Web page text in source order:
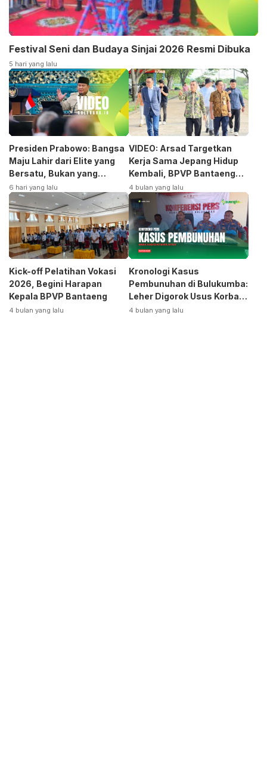
Festival Seni dan Budaya Sinjai 2026 Resmi Dibuka
5 hari yang lalu
Presiden Prabowo: Bangsa
Maju Lahir dari Elite yang
Bersatu, Bukan yang
Terpecah
6 hari yang lalu
VIDEO: Arsad Targetkan
Kerja Sama Jepang Hidup
Kembali, BPVP Bantaeng
Siap Bangkitkan Jurusan
Otomotif
4 bulan yang lalu
Kick-off Pelatihan Vokasi
2026, Begini Harapan
Kepala BPVP Bantaeng
4 bulan yang lalu
Kronologi Kasus
Pembunuhan di Bulukumba:
Leher Digorok Usus Korban
Dikeluarkan
4 bulan yang lalu